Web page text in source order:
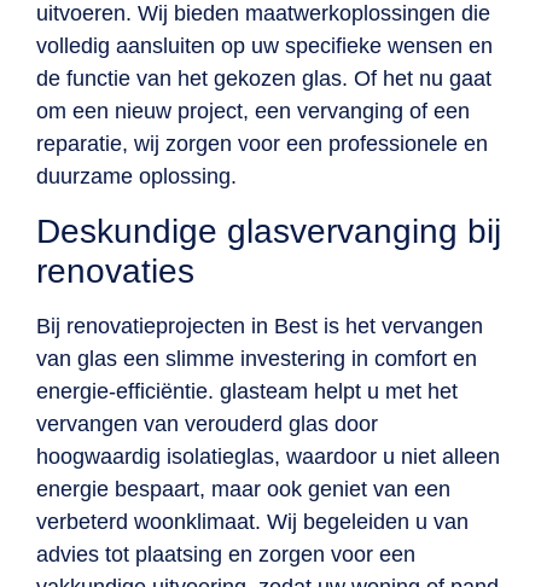
uitvoeren. Wij bieden maatwerkoplossingen die
volledig aansluiten op uw specifieke wensen en
de functie van het gekozen glas. Of het nu gaat
om een nieuw project, een vervanging of een
reparatie, wij zorgen voor een professionele en
duurzame oplossing.
Deskundige glasvervanging bij
renovaties
Bij renovatieprojecten in Best is het vervangen
van glas een slimme investering in comfort en
energie-efficiëntie. glasteam helpt u met het
vervangen van verouderd glas door
hoogwaardig isolatieglas, waardoor u niet alleen
energie bespaart, maar ook geniet van een
verbeterd woonklimaat. Wij begeleiden u van
advies tot plaatsing en zorgen voor een